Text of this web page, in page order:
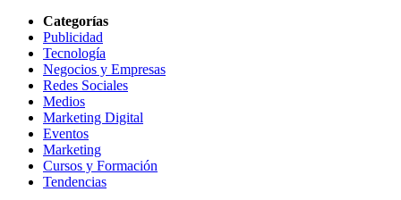
Categorías
Publicidad
Tecnología
Negocios y Empresas
Redes Sociales
Medios
Marketing Digital
Eventos
Marketing
Cursos y Formación
Tendencias